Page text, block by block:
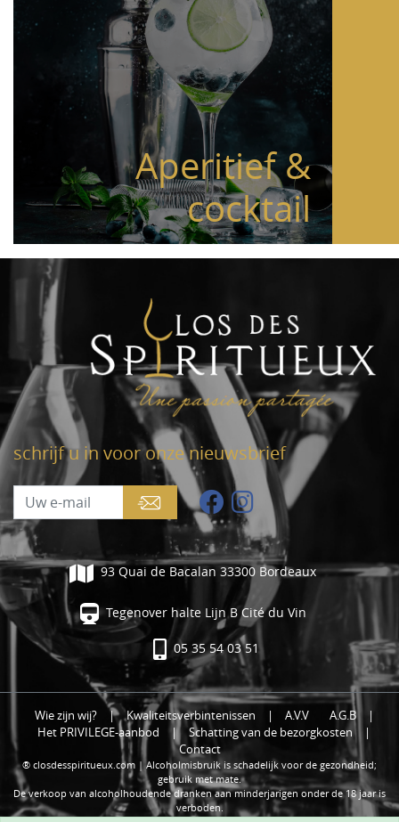
Aperitief &
cocktail
schrijf u in voor onze nieuwsbrief
93 Quai de Bacalan 33300 Bordeaux
Tegenover halte Lijn B Cité du Vin
05 35 54 03 51
Wie zijn wij? | Kwaliteitsverbintenissen | A.V.V A.G.B
|
Het PRIVILEGE-aanbod
| Schatting van de bezorgkosten
|
Contact
® closdesspiritueux.com | Alcoholmisbruik is schadelijk voor de gezondheid;
gebruik met mate.
De verkoop van alcoholhoudende dranken aan minderjarigen onder de 18 jaar is
verboden.